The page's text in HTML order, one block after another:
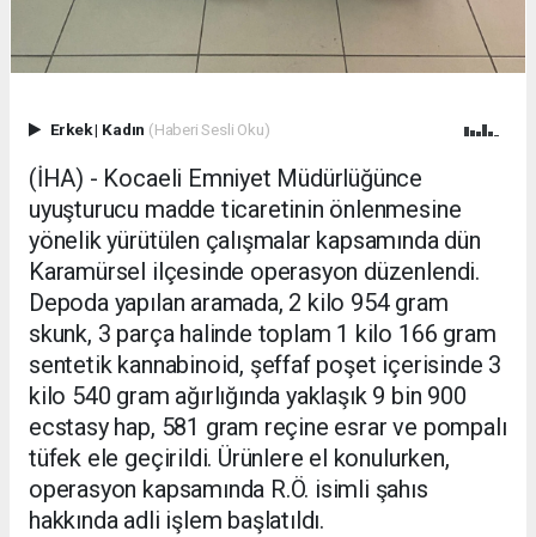
Erkek| Kadın (Haberi Sesli Oku)
(İHA) - Kocaeli Emniyet Müdürlüğünce
uyuşturucu madde ticaretinin önlenmesine
yönelik yürütülen çalışmalar kapsamında dün
Karamürsel ilçesinde operasyon düzenlendi.
Depoda yapılan aramada, 2 kilo 954 gram
skunk, 3 parça halinde toplam 1 kilo 166 gram
sentetik kannabinoid, şeffaf poşet içerisinde 3
kilo 540 gram ağırlığında yaklaşık 9 bin 900
ecstasy hap, 581 gram reçine esrar ve pompalı
tüfek ele geçirildi. Ürünlere el konulurken,
operasyon kapsamında R.Ö. isimli şahıs
hakkında adli işlem başlatıldı.